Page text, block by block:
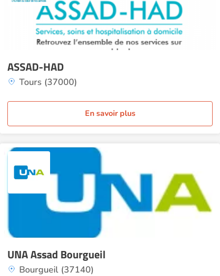
ASSAD-HAD
Tours (37000)
En savoir plus
UNA Assad Bourgueil
Bourgueil (37140)